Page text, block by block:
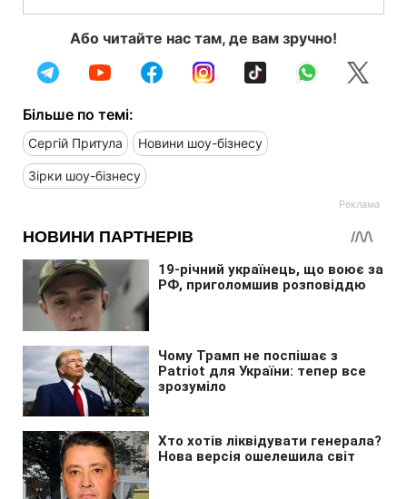
Або читайте нас там, де вам зручно!
Більше по темі:
Сергій Притула Новини шоу-бізнесу
Зірки шоу-бізнесу